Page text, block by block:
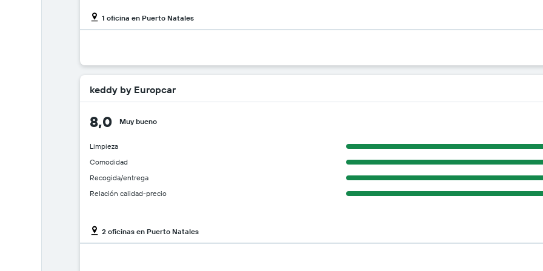
1 oficina en Puerto Natales
keddy by Europcar
8,0 Muy bueno
Limpieza
Comodidad
Recogida/entrega
Relación calidad-precio
2 oficinas en Puerto Natales